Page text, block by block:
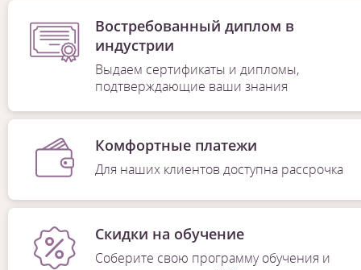
Востребованный диплом в
индустрии
Выдаем сертификаты и дипломы,
подтверждающие ваши знания
Комфортные платежи
Для наших клиентов доступна рассрочка
Скидки на обучение
Соберите свою программу обучения и